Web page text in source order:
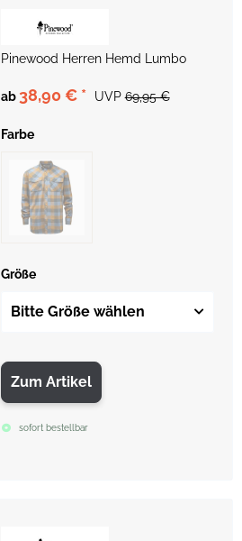
Pinewood Herren Hemd Lumbo
ab 38,90 € * UVP 69,95 €
Farbe
Größe
Bitte Größe wählen
Zum Artikel
sofort bestellbar